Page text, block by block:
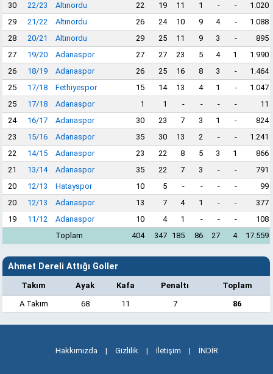
30
22/23 Altınordu 22 19 11 1 - -
1.020
29
21/22 Altınordu 26 24 10 9 4 -
1.088
28
20/21 Altınordu 29 25 11 9 3 -
895
27
19/20 Adanaspor 27 27 23 5 4 1
1.990
26
18/19 Adanaspor 26 25 16 8 3 -
1.464
25
17/18 Fethiyespor 15 14 13 4 1 -
1.047
25
17/18 Adanaspor 1 1 - - - -
11
24
16/17 Adanaspor 30 23 7 3 1 -
824
23
15/16 Adanaspor 35 30 13 2 - -
1.241
22
14/15 Adanaspor 23 22 8 5 3 1
866
21
13/14 Adanaspor 35 22 7 3 - -
791
20
12/13 Hatayspor 10 5 - - - -
99
20
12/13 Adanaspor 13 7 4 1 - -
377
19
11/12 Adanaspor 10 4 1 - - -
108
Toplam
404 347 185 86 27 4 17.559
Ahmet Dereli Attığı Goller
Takım Ayak Kafa Penaltı
Toplam
A Takım
68 11 7 86
Hakkımızda | Gizlilik | İletişim | İNDİR